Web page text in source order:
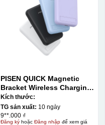
PISEN QUICK Magnetic
Bracket Wireless Charging
Power Bank PD296C-1
10000 (20W) (LS-
DY240/Purple) Carton – CN
Kích thước:
TG sản xuất: 10 ngày
9**.000 ₫
Đăng kýhoặc Đăng nhậpđể xem giá